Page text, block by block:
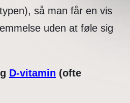
så man får en vis
uden at føle sig
D-vitamin (ofte